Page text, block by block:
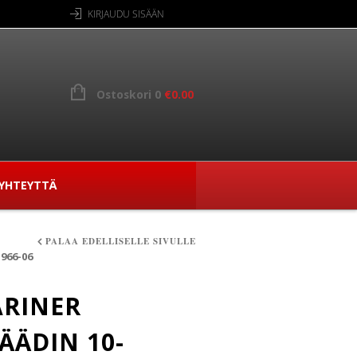
KIRJAUDU SISÄÄN
Ostoskori 0 €0.00
06
PALAA EDELLISELLE SIVULLE
10-